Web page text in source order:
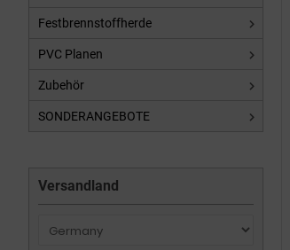
Festbrennstoffherde
PVC Planen
Zubehör
SONDERANGEBOTE
Versandland